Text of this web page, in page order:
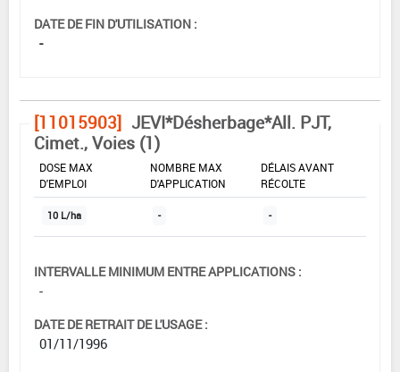
DATE DE FIN D'UTILISATION :
-
[11015903] JEVI*Désherbage*All. PJT,
Cimet., Voies (1)
DOSE MAX
D'EMPLOI
NOMBRE MAX
D'APPLICATION
DÉLAIS AVANT
RÉCOLTE
10 L/ha - -
INTERVALLE MINIMUM ENTRE APPLICATIONS :
-
DATE DE RETRAIT DE L'USAGE :
01/11/1996